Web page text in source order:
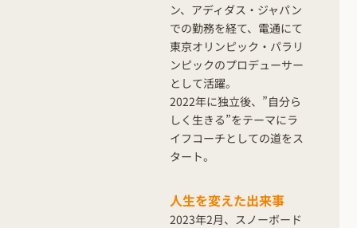
ン、アディダス・ジャパン
での勤務を経て、電通にて
東京オリンピック・パラリ
ンピックのプロデューサー
として活躍。
2022年に独立後、”自分ら
しく生きる”をテーマにラ
イフコーチとしての道をス
タート。
人生を変えた出来事
2023年2月、スノーボード